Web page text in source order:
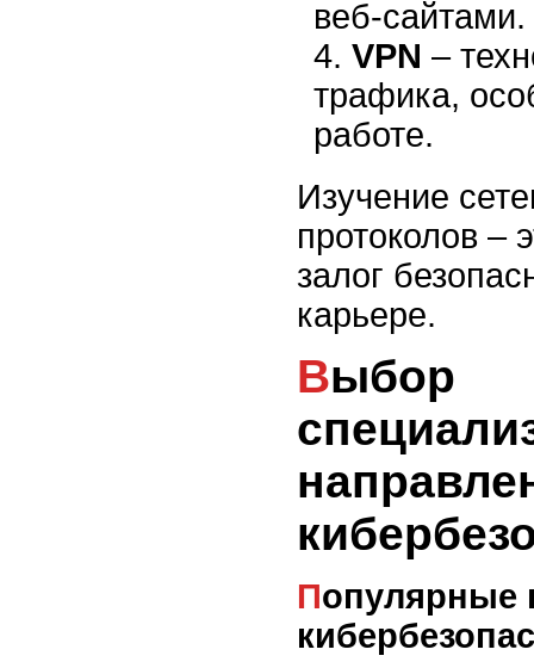
веб-сайтами.
VPN –
трафика,
работе.
Изучение
протоколов –
залог
карьере.
Выбор
Популярные направления в